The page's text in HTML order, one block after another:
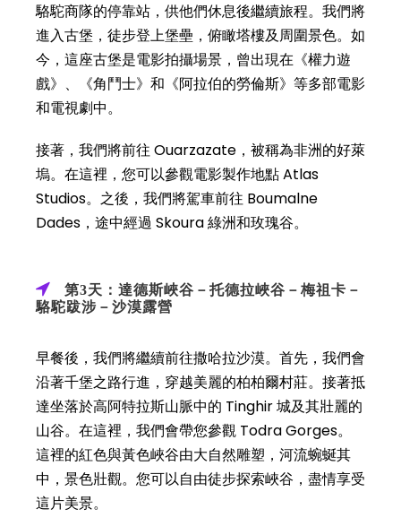
駱駝商隊的停靠站，供他們休息後繼續旅程。我們將
進入古堡，徒步登上堡壘，俯瞰塔樓及周圍景色。如
今，這座古堡是電影拍攝場景，曾出現在《權力遊
戲》、《角鬥士》和《阿拉伯的勞倫斯》等多部電影
和電視劇中。
接著，我們將前往 Ouarzazate，被稱為非洲的好萊
塢。在這裡，您可以參觀電影製作地點 Atlas
Studios。之後，我們將駕車前往 Boumalne
Dades，途中經過 Skoura 綠洲和玫瑰谷。
第3天：達德斯峽谷－托德拉峽谷－梅祖卡－
駱駝跋涉－沙漠露營
早餐後，我們將繼續前往撒哈拉沙漠。首先，我們會
沿著千堡之路行進，穿越美麗的柏柏爾村莊。接著抵
達坐落於高阿特拉斯山脈中的 Tinghir 城及其壯麗的
山谷。在這裡，我們會帶您參觀 Todra Gorges。
這裡的紅色與黃色峽谷由大自然雕塑，河流蜿蜒其
中，景色壯觀。您可以自由徒步探索峽谷，盡情享受
這片美景。